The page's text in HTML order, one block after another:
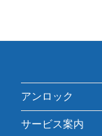
アンロック
サービス案内